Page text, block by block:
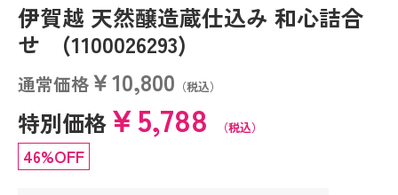
伊賀越 天然醸造蔵仕込み 和心詰合
せ (1100026293)
通常価格￥10,800 （税込）
特別価格￥5,788 （税込）
46%OFF